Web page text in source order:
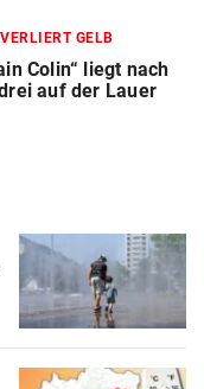
GELB
Colin“ liegt nach
auf der Lauer